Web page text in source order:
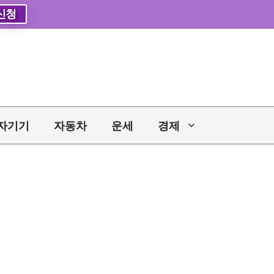
청
기기 자동차 운세 경제